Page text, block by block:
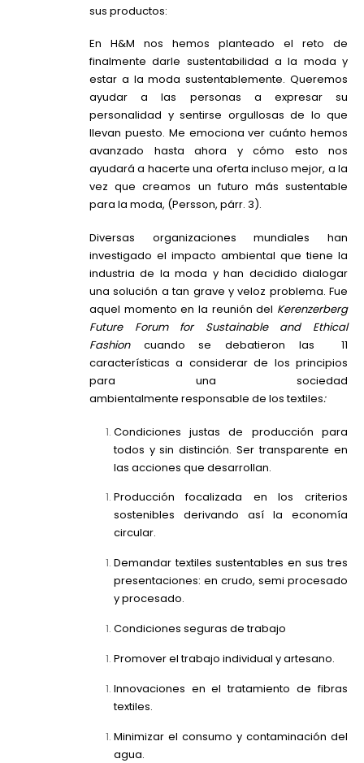
sus productos:
En H&M nos hemos planteado el reto de
finalmente darle sustentabilidad a la moda y
estar a la moda sustentablemente. Queremos
ayudar a las personas a expresar su
personalidad y sentirse orgullosas de lo que
llevan puesto. Me emociona ver cuánto hemos
avanzado hasta ahora y cómo esto nos
ayudará a hacerte una oferta incluso mejor, a la
vez que creamos un futuro más sustentable
para la moda, (Persson, párr. 3).
Diversas organizaciones mundiales han
investigado el impacto ambiental que tiene la
industria de la moda y han decidido dialogar
una solución a tan grave y veloz problema. Fue
aquel momento en la reunión del Kerenzerberg
Future Forum for Sustainable and Ethical
Fashion cuando se debatieron las 11
características a considerar de los principios
para una sociedad
ambientalmente responsable de los textiles:
Condiciones justas de producción para
todos y sin distinción. Ser transparente en
las acciones que desarrollan.
Producción focalizada en los criterios
sostenibles derivando así la economía
circular.
Demandar textiles sustentables en sus tres
presentaciones: en crudo, semi procesado
y procesado.
Condiciones seguras de trabajo
Promover el trabajo individual y artesano.
Innovaciones en el tratamiento de fibras
textiles.
Minimizar el consumo y contaminación del
agua.